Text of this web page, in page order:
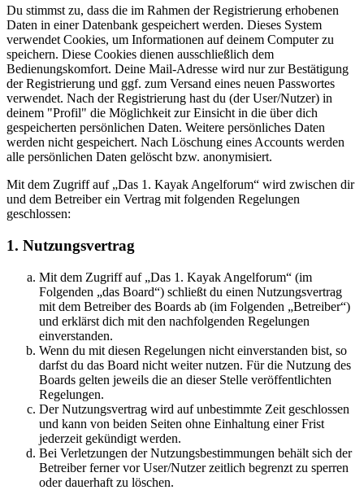
Du stimmst zu, dass die im Rahmen der Registrierung erhobenen
Daten in einer Datenbank gespeichert werden. Dieses System
verwendet Cookies, um Informationen auf deinem Computer zu
speichern. Diese Cookies dienen ausschließlich dem
Bedienungskomfort. Deine Mail-Adresse wird nur zur Bestätigung
der Registrierung und ggf. zum Versand eines neuen Passwortes
verwendet. Nach der Registrierung hast du (der User/Nutzer) in
deinem "Profil" die Möglichkeit zur Einsicht in die über dich
gespeicherten persönlichen Daten. Weitere persönliches Daten
werden nicht gespeichert. Nach Löschung eines Accounts werden
alle persönlichen Daten gelöscht bzw. anonymisiert.
Mit dem Zugriff auf „Das 1. Kayak Angelforum“ wird zwischen dir
und dem Betreiber ein Vertrag mit folgenden Regelungen
geschlossen:
1. Nutzungsvertrag
Mit dem Zugriff auf „Das 1. Kayak Angelforum“ (im
Folgenden „das Board“) schließt du einen Nutzungsvertrag
mit dem Betreiber des Boards ab (im Folgenden „Betreiber“)
und erklärst dich mit den nachfolgenden Regelungen
einverstanden.
Wenn du mit diesen Regelungen nicht einverstanden bist, so
darfst du das Board nicht weiter nutzen. Für die Nutzung des
Boards gelten jeweils die an dieser Stelle veröffentlichten
Regelungen.
Der Nutzungsvertrag wird auf unbestimmte Zeit geschlossen
und kann von beiden Seiten ohne Einhaltung einer Frist
jederzeit gekündigt werden.
Bei Verletzungen der Nutzungsbestimmungen behält sich der
Betreiber ferner vor User/Nutzer zeitlich begrenzt zu sperren
oder dauerhaft zu löschen.